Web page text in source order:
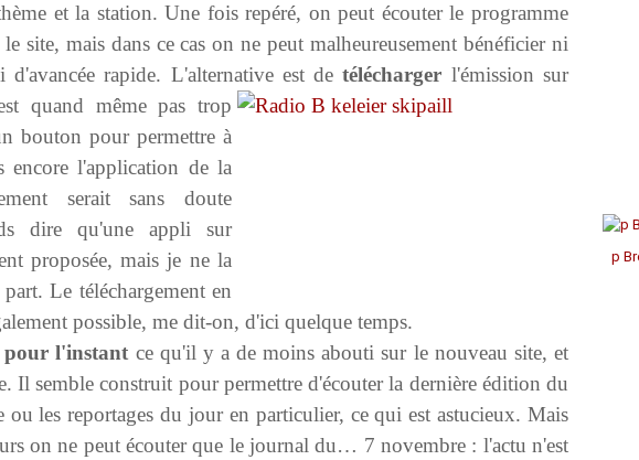
et la station. Une fois repéré, on peut écouter le programme
site, mais dans ce cas on ne peut malheureusement bénéficier ni
d'avancée rapide. L'alternative est detélécharger l'émission sur
quand même pas trop
bouton pour permettre à
encore l'application de la
serait sans doute
dire qu'une appli sur
proposée, mais je ne la
Le téléchargement en
possible, me dit-on, d'ici quelque temps.
l'instant ce qu'il y a de moins abouti sur le nouveau site, et
Il semble construit pour permettre d'écouter la dernière édition du
ou les reportages du jour en particulier, ce qui est astucieux. Mais
on ne peut écouter que le journal du… 7 novembre : l'actu n'est
p